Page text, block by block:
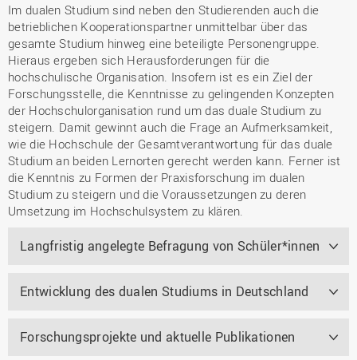
Im dualen Studium sind neben den Studierenden auch die
betrieblichen Kooperationspartner unmittelbar über das
gesamte Studium hinweg eine beteiligte Personengruppe.
Hieraus ergeben sich Herausforderungen für die
hochschulische Organisation. Insofern ist es ein Ziel der
Forschungsstelle, die Kenntnisse zu gelingenden Konzepten
der Hochschulorganisation rund um das duale Studium zu
steigern. Damit gewinnt auch die Frage an Aufmerksamkeit,
wie die Hochschule der Gesamtverantwortung für das duale
Studium an beiden Lernorten gerecht werden kann. Ferner ist
die Kenntnis zu Formen der Praxisforschung im dualen
Studium zu steigern und die Voraussetzungen zu deren
Umsetzung im Hochschulsystem zu klären.
Langfristig angelegte Befragung von Schüler*innen
Entwicklung des dualen Studiums in Deutschland
Forschungsprojekte und aktuelle Publikationen